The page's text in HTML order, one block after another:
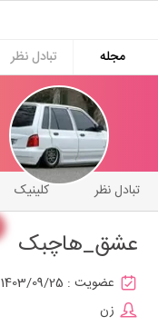
مجله
تبادل نظر
کلینیک تبادل نظر
عشق_هاچبک
عضویت : 1403/09/25
زن